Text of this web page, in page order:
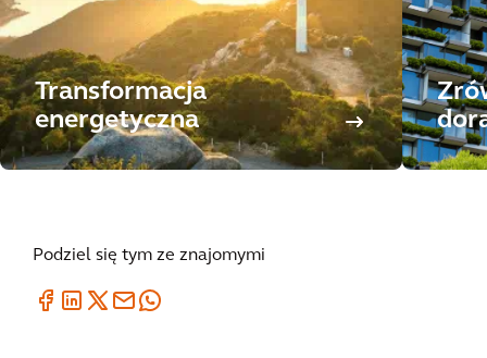
Transformacja
energetyczna
Podziel się tym ze znajomymi